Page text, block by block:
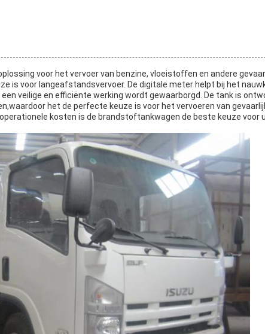
voor het vervoer van benzine, vloeistoffen en andere
is voor langeafstandsvervoer. De digitale meter helpt bij het
veilige en efficiënte werking wordt gewaarborgd. De tank is
het de perfecte keuze is voor het vervoeren van
kosten is de brandstoftankwagen de beste keuze voor